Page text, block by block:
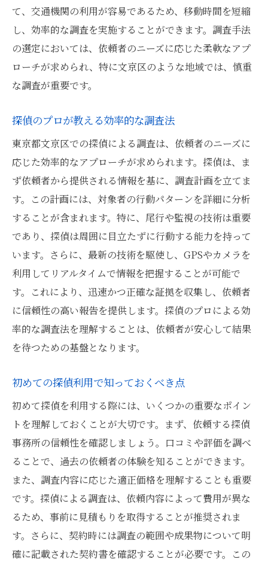
て、交通機関の利用が容易であるため、移動時間を短縮
し、効率的な調査を実施することができます。調査手法
の選定においては、依頼者のニーズに応じた柔軟なアプ
ローチが求められ、特に文京区のような地域では、慎重
な調査が重要です。
探偵のプロが教える効率的な調査法
東京都文京区での探偵による調査は、依頼者のニーズに
応じた効率的なアプローチが求められます。探偵は、ま
ず依頼者から提供される情報を基に、調査計画を立てま
す。この計画には、対象者の行動パターンを詳細に分析
することが含まれます。特に、尾行や監視の技術は重要
であり、探偵は周囲に目立たずに行動する能力を持って
います。さらに、最新の技術を駆使し、GPSやカメラを
利用してリアルタイムで情報を把握することが可能で
す。これにより、迅速かつ正確な証拠を収集し、依頼者
に信頼性の高い報告を提供します。探偵のプロによる効
率的な調査法を理解することは、依頼者が安心して結果
を待つための基盤となります。
初めての探偵利用で知っておくべき点
初めて探偵を利用する際には、いくつかの重要なポイン
トを理解しておくことが大切です。まず、依頼する探偵
事務所の信頼性を確認しましょう。口コミや評価を調べ
ることで、過去の依頼者の体験を知ることができます。
また、調査内容に応じた適正価格を理解することも重要
です。探偵による調査は、依頼内容によって費用が異な
るため、事前に見積もりを取得することが推奨されま
す。さらに、契約時には調査の範囲や成果物について明
確に記載された契約書を確認することが必要です。この